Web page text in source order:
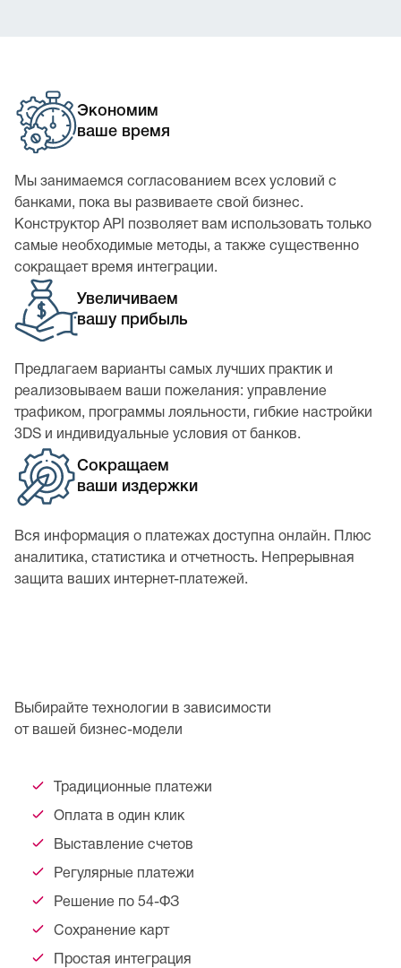
Экономим
ваше время
Мы занимаемся согласованием всех условий с
банками, пока вы развиваете свой бизнес.
Конструктор API позволяет вам использовать только
самые необходимые методы, а также существенно
сокращает время интеграции.
Увеличиваем
вашу прибыль
Предлагаем варианты самых лучших практик и
реализовываем ваши пожелания: управление
трафиком, программы лояльности, гибкие настройки
3DS и индивидуальные условия от банков.
Сокращаем
ваши издержки
Вся информация о платежах доступна онлайн. Плюс
аналитика, статистика и отчетность. Непрерывная
защита ваших интернет-платежей.
Выбирайте технологии в зависимости
от вашей бизнес-модели
Традиционные платежи
Оплата в один клик
Выставление счетов
Регулярные платежи
Решение по 54-ФЗ
Сохранение карт
Простая интеграция